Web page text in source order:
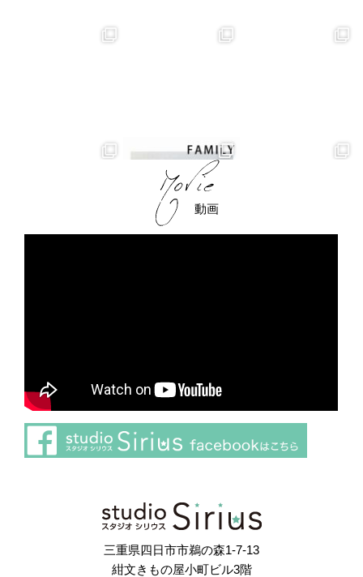
Instagram でフォロー
動画
三重県四日市市鵜の森1-7-13
紺文きもの屋小町ビル3階